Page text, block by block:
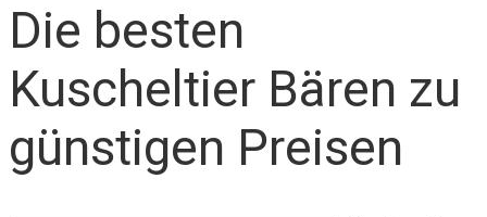
Die besten
Kuscheltier Bären zu
günstigen Preisen